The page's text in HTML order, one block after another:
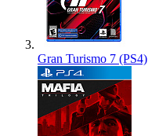
Gran Turismo 7 (PS4)